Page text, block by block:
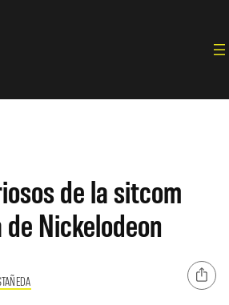
de la sitcom
Nickelodeon